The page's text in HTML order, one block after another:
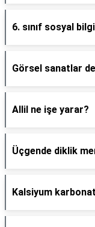
6. sınıf sosyal
Görsel sanatlar
Allil ne işe yarar?
Üçgende diklik
Kalsiyum